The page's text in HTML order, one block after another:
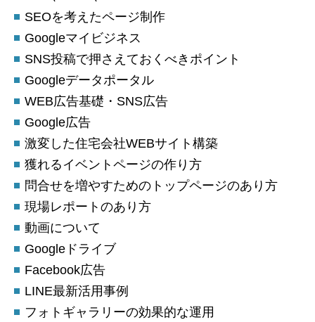
SEOを考えたページ制作
Googleマイビジネス
SNS投稿で押さえておくべきポイント
Googleデータポータル
WEB広告基礎・SNS広告
Google広告
激変した住宅会社WEBサイト構築
獲れるイベントページの作り方
問合せを増やすためのトップページのあり方
現場レポートのあり方
動画について
Googleドライブ
Facebook広告
LINE最新活用事例
フォトギャラリーの効果的な運用